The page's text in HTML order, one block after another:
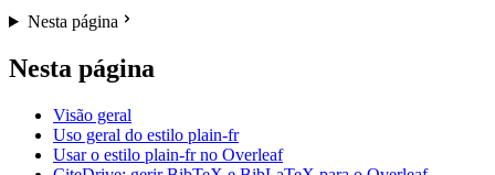
Nesta página
Nesta página
Visão geral
Uso geral do estilo plain-fr
Usar o estilo plain-fr no Overleaf